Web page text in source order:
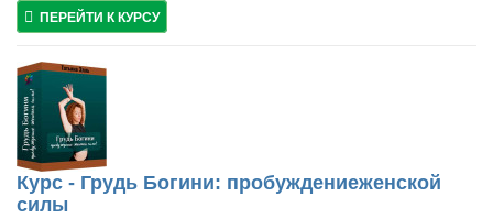
ПЕРЕЙТИ К КУРСУ
Курс - Грудь Богини: пробуждениеженской
силы